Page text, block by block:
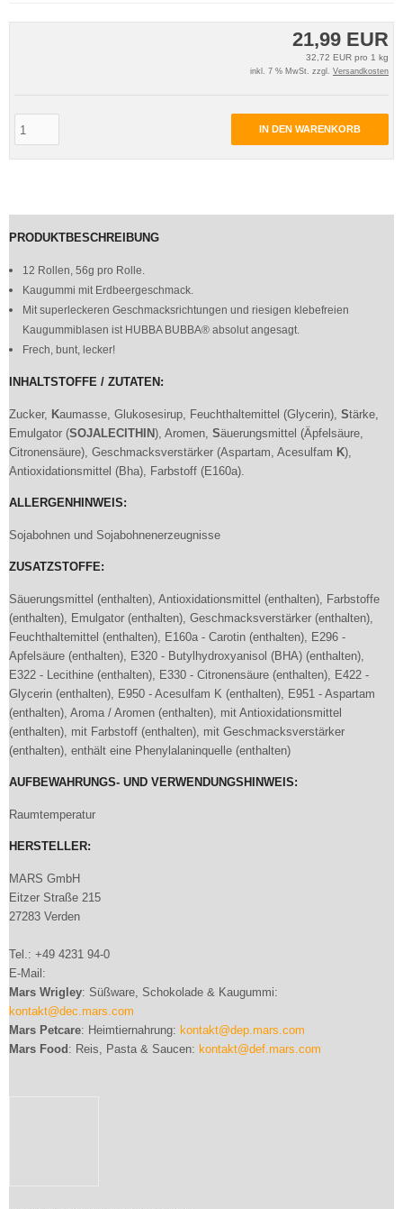
21,99 EUR
32,72 EUR pro 1 kg
inkl. 7 % MwSt. zzgl. Versandkosten
IN DEN WARENKORB
PRODUKTBESCHREIBUNG
12 Rollen, 56g pro Rolle.
Kaugummi mit Erdbeergeschmack.
Mit superleckeren Geschmacksrichtungen und riesigen klebefreien
Kaugummiblasen ist HUBBA BUBBA® absolut angesagt.
Frech, bunt, lecker!
INHALTSTOFFE / ZUTATEN:
Zucker, Kaumasse, Glukosesirup, Feuchthaltemittel (Glycerin), Stärke,
Emulgator (SOJALECITHIN), Aromen, Säuerungsmittel (Äpfelsäure,
Citronensäure), Geschmacksverstärker (Aspartam, Acesulfam K),
Antioxidationsmittel (Bha), Farbstoff (E160a).
ALLERGENHINWEIS:
Sojabohnen und Sojabohnenerzeugnisse
ZUSATZSTOFFE:
Säuerungsmittel (enthalten), Antioxidationsmittel (enthalten), Farbstoffe
(enthalten), Emulgator (enthalten), Geschmacksverstärker (enthalten),
Feuchthaltemittel (enthalten), E160a - Carotin (enthalten), E296 -
Apfelsäure (enthalten), E320 - Butylhydroxyanisol (BHA) (enthalten),
E322 - Lecithine (enthalten), E330 - Citronensäure (enthalten), E422 -
Glycerin (enthalten), E950 - Acesulfam K (enthalten), E951 - Aspartam
(enthalten), Aroma / Aromen (enthalten), mit Antioxidationsmittel
(enthalten), mit Farbstoff (enthalten), mit Geschmacksverstärker
(enthalten), enthält eine Phenylalaninquelle (enthalten)
AUFBEWAHRUNGS- UND VERWENDUNGSHINWEIS:
Raumtemperatur
HERSTELLER:
MARS GmbH
Eitzer Straße 215
27283 Verden
Tel.: +49 4231 94-0
E-Mail:
Mars Wrigley: Süßware, Schokolade & Kaugummi:
kontakt@dec.mars.com
Mars Petcare: Heimtiernahrung: kontakt@dep.mars.com
Mars Food : Reis, Pasta & Saucen: kontakt@def.mars.com